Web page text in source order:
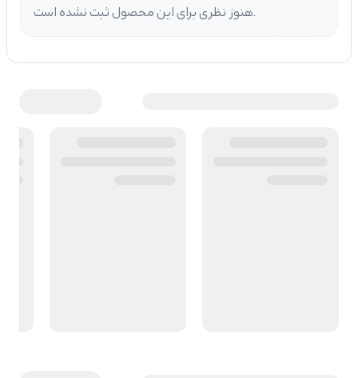
هنوز نظری برای این محصول ثبت نشده است.